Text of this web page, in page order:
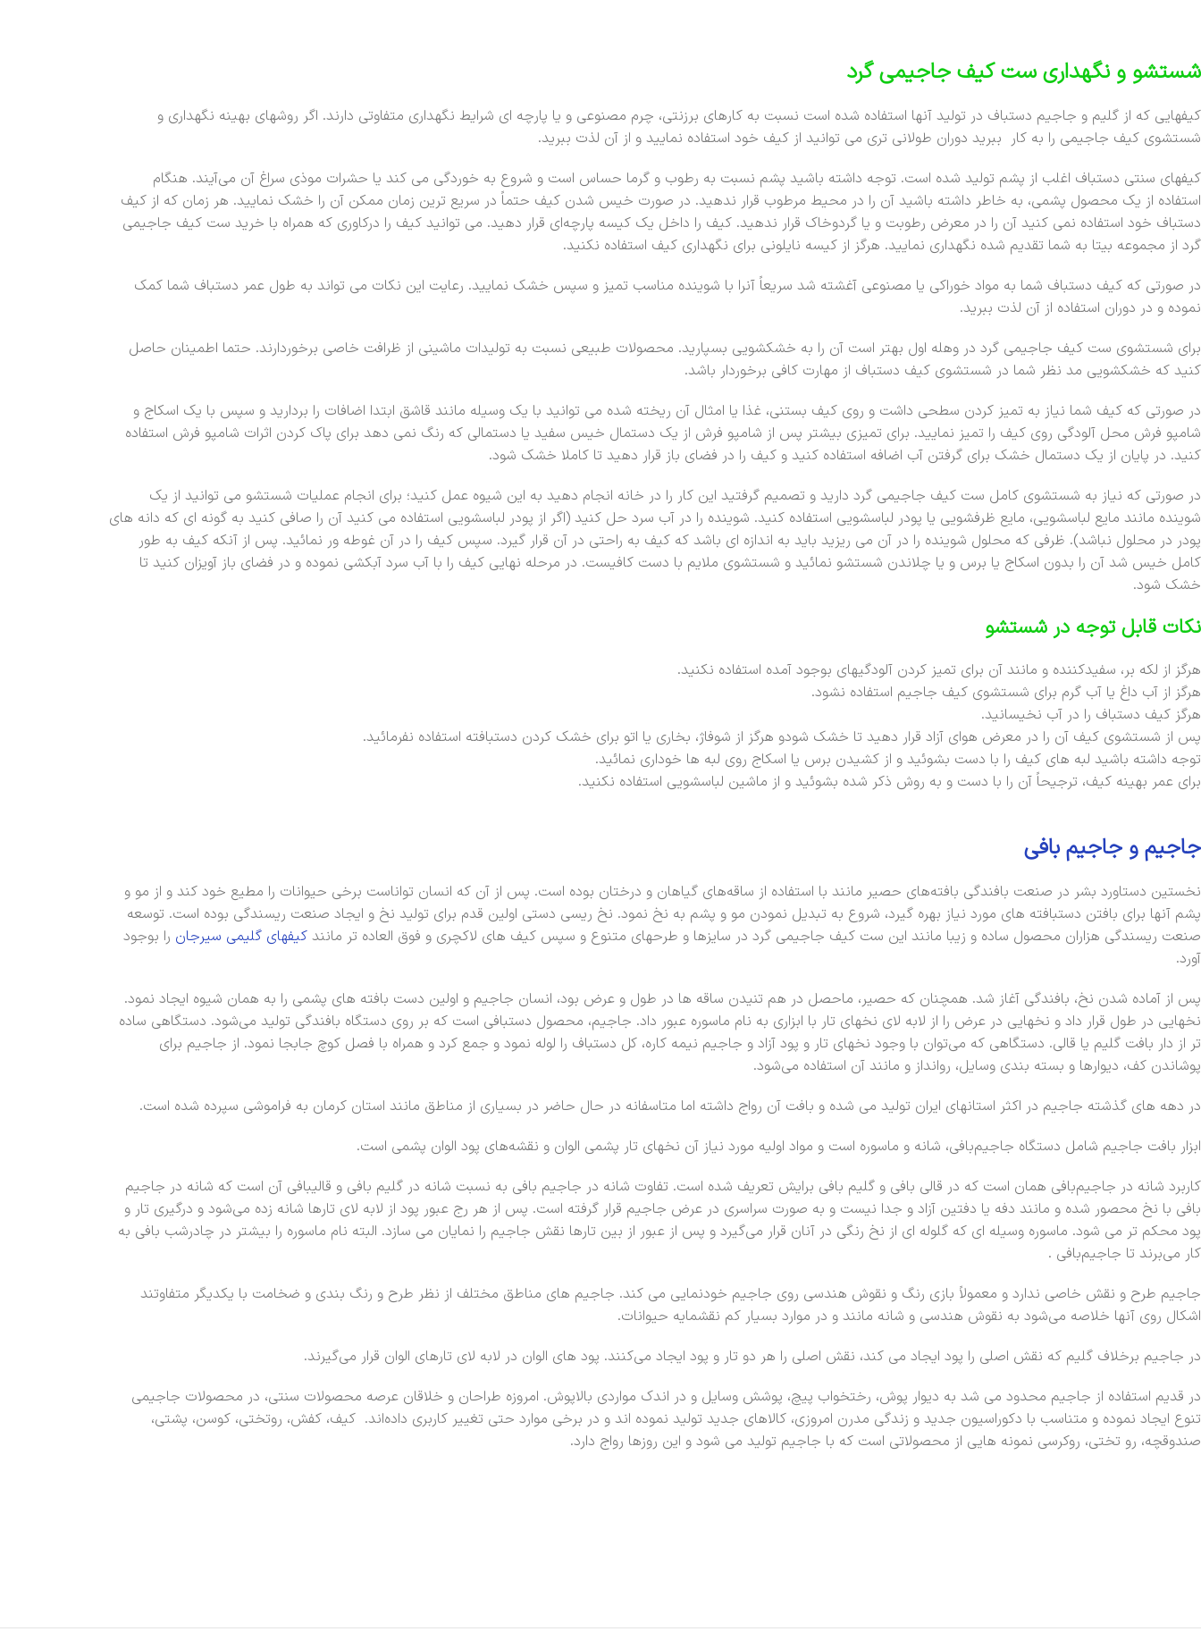
شستشو و نگهداری ست کیف جاجیمی گرد
کیفهایی که از گلیم و جاجیم دستباف در تولید آنها استفاده شده است نسبت به کارهای برزنتی، چرم مصنوعی و یا پارچه ای شرایط نگهداری متفاوتی دارند. اگر روشهای بهینه نگهداری و
شستشوی کیف جاجیمی را به کار ببرید دوران طولانی تری می توانید از کیف خود استفاده نمایید و از آن لذت ببرید.
کیفهای سنتی دستباف اغلب از پشم تولید شده است. توجه داشته باشید پشم نسبت به رطوب و گرما حساس است و شروع به خوردگی می کند یا حشرات موذی سراغ آن می‌آیند. هنگام
استفاده از یک محصول پشمی، به خاطر داشته باشید آن را در محیط مرطوب قرار ندهید. در صورت خیس شدن کیف حتماً در سریع ترین زمان ممکن آن را خشک نمایید. هر زمان که از کیف
دستباف خود استفاده نمی کنید آن را در معرض رطوبت و یا گردوخاک قرار ندهید. کیف را داخل یک کیسه پارچه‌ای قرار دهید. می توانید کیف را درکاوری که همراه با خرید ست کیف جاجیمی
گرد از مجموعه بیتا به شما تقدیم شده نگهداری نمایید. هرگز از کیسه نایلونی برای نگهداری کیف استفاده نکنید.
در صورتی که کیف دستباف شما به مواد خوراکی یا مصنوعی آغشته شد سریعاً آنرا با شوینده مناسب تمیز و سپس خشک نمایید. رعایت این نکات می تواند به طول عمر دستباف شما کمک
نموده و در دوران استفاده از آن لذت ببرید.
برای شستشوی ست کیف جاجیمی گرد در وهله اول بهتر است آن را به خشکشویی بسپارید. محصولات طبیعی نسبت به تولیدات ماشینی از ظرافت خاصی برخوردارند. حتما اطمینان حاصل
کنید که خشکشویی مد نظر شما در شستشوی کیف دستباف از مهارت کافی برخوردار باشد.
در صورتی که کیف شما نیاز به تمیز کردن سطحی داشت و روی کیف بستنی، غذا یا امثال آن ریخته شده می توانید با یک وسیله مانند قاشق ابتدا اضافات را بردارید و سپس با یک اسکاج و
شامپو فرش محل آلودگی روی کیف را تمیز نمایید. برای تمیزی بیشتر پس از شامپو فرش از یک دستمال خیس سفید یا دستمالی که رنگ نمی دهد برای پاک کردن اثرات شامپو فرش استفاده
کنید. در پایان از یک دستمال خشک برای گرفتن آب اضافه استفاده کنید و کیف را در فضای باز قرار دهید تا کاملا خشک شود.
در صورتی که نیاز به شستشوی کامل ست کیف جاجیمی گرد دارید و تصمیم گرفتید این کار را در خانه انجام دهید به این شیوه عمل کنید؛ برای انجام عملیات شستشو می توانید از یک
شوینده مانند مایع لباسشویی، مایع ظرفشویی یا پودر لباسشویی استفاده کنید. شوینده را در آب سرد حل کنید (اگر از پودر لباسشویی استفاده می کنید آن را صافی کنید به گونه ای که دانه های
پودر در محلول نباشد). ظرفی که محلول شوینده را در آن می ریزید باید به اندازه ای باشد که کیف به راحتی در آن قرار گیرد. سپس کیف را در آن غوطه ور نمائید. پس از آنکه کیف به طور
کامل خیس شد آن را بدون اسکاج یا برس و یا چلاندن شستشو نمائید و شستشوی ملایم با دست کافیست. در مرحله نهایی کیف را با آب سرد آبکشی نموده و در فضای باز آویزان کنید تا
خشک شود.
نکات قابل توجه در شستشو
هرگز از لکه بر، سفیدکننده و مانند آن برای تمیز کردن آلودگیهای بوجود آمده استفاده نکنید.
هرگز از آب داغ یا آب گرم برای شستشوی کیف جاجیم استفاده نشود.
هرگز کیف دستباف را در آب نخیسانید.
پس از شستشوی کیف آن را در معرض هوای آزاد قرار دهید تا خشک شودو هرگز از شوفاژ، بخاری یا اتو برای خشک کردن دستبافته استفاده نفرمائید.
توجه داشته باشید لبه های کیف را با دست بشوئید و از کشیدن برس یا اسکاج روی لبه ها خوداری نمائید.
برای عمر بهینه کیف، ترجیحاً آن را با دست و به روش ذکر شده بشوئید و از ماشین لباسشویی استفاده نکنید.
جاجیم و جاجیم بافی
نخستین دستاورد بشر در صنعت بافندگی بافته‌های حصیر مانند با استفاده از ساقه‌های گیاهان و درختان بوده است. پس از آن که انسان تواناست برخی حیوانات را مطیع خود کند و از مو و
پشم آنها برای بافتن دستبافته های مورد نیاز بهره گیرد، شروع به تبدیل نمودن مو و پشم به نخ نمود. نخ ریسی دستی اولین قدم برای تولید نخ و ایجاد صنعت ریسندگی بوده است. توسعه
صنعت ریسندگی هزاران محصول ساده و زیبا مانند این ست کیف جاجیمی گرد در سایزها و طرحهای متنوع و سپس کیف های لاکچری و فوق العاده تر مانند کیفهای گلیمی سیرجان را بوجود
آورد.
پس از آماده شدن نخ، بافندگی آغاز شد. همچنان که حصیر، ماحصل در هم تنیدن ساقه ها در طول و عرض بود، انسان جاجیم و اولین دست بافته های پشمی را به همان شیوه ایجاد نمود.
نخهایی در طول قرار داد و نخهایی در عرض را از لابه لای نخهای تار با ابزاری به نام ماسوره عبور داد. جاجیم، محصول دستبافی است که بر روی دستگاه بافندگی تولید می‌شود. دستگاهی ساده
تر از دار بافت گلیم یا قالی. دستگاهی که می‌توان با وجود نخهای تار و پود آزاد و جاجیم نیمه کاره، کل دستباف را لوله نمود و جمع کرد و همراه با فصل کوچ جابجا نمود. از جاجیم برای
پوشاندن کف، دیوارها و بسته بندی وسایل، روانداز و مانند آن استفاده می‌شود.
در دهه های گذشته جاجیم در اکثر استانهای ایران تولید می شده و بافت آن رواج داشته اما متاسفانه در حال حاضر در بسیاری از مناطق مانند استان کرمان به فراموشی سپرده شده است.
ابزار بافت جاجیم شامل دستگاه جاجیم‌بافی، شانه و ماسوره است و مواد اولیه مورد نیاز آن نخهای تار پشمی الوان و نقشه‌های پود الوان پشمی است.
کاربرد شانه در جاجیم‌بافی همان است که در قالی بافی و گلیم بافی برایش تعریف شده است. تفاوت شانه در جاجیم بافی به نسبت شانه در گلیم بافی و قالیبافی آن است که شانه در جاجیم
بافی با نخ محصور شده و مانند دفه یا دفتین آزاد و جدا نیست و به صورت سراسری در عرض جاجیم قرار گرفته است. پس از هر رج عبور پود از لابه لای تارها شانه زده می‌شود و درگیری تار و
پود محکم تر می شود. ماسوره وسیله ای که گلوله ای از نخ رنگی در آنان قرار می‌گیرد و پس از عبور از بین تارها نقش جاجیم را نمایان می سازد. البته نام ماسوره را بیشتر در چادرشب بافی به
کار می‌برند تا جاجیم‌بافی .
جاجیم طرح و نقش خاصی ندارد و معمولاً بازی رنگ و نقوش هندسی روی جاجیم خودنمایی می کند. جاجیم های مناطق مختلف از نظر طرح و رنگ بندی و ضخامت با یکدیگر متفاوتند
اشکال روی آنها خلاصه می‌شود به نقوش هندسی و شانه مانند و در موارد بسیار کم نقشمایه حیوانات.
در جاجیم برخلاف گلیم که نقش اصلی را پود ایجاد می کند، نقش اصلی را هر دو تار و پود ایجاد می‌کنند. پود های الوان در لابه لای تارهای الوان قرار می‌گیرند.
در قدیم استفاده از جاجیم محدود می شد به دیوار پوش، رختخواب پیچ، پوشش وسایل و در اندک مواردی بالاپوش. امروزه طراحان و خلاقان عرصه محصولات سنتی، در محصولات جاجیمی
تنوع ایجاد نموده و متناسب با دکوراسیون جدید و زندگی مدرن امروزی، کالاهای جدید تولید نموده اند و در برخی موارد حتی تغییر کاربری داده‌اند. کیف، کفش، روتختی، کوسن، پشتی،
صندوقچه، رو تختی، روکرسی نمونه هایی از محصولاتی است که با جاجیم تولید می شود و این روزها رواج دارد.